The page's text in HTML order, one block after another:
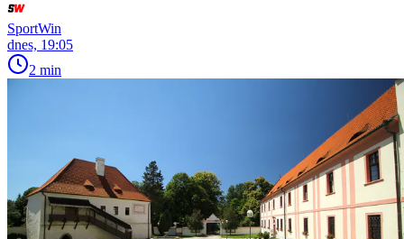
SportWin
dnes, 19:05
2 min